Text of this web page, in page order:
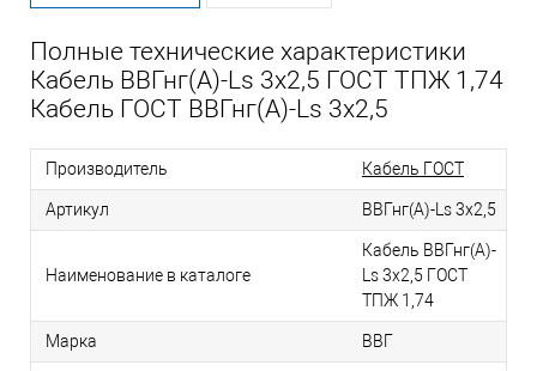
Полные технические характеристики
Кабель ВВГнг(А)-Ls 3х2,5 ГОСТ ТПЖ 1,74
Кабель ГОСТ ВВГнг(А)-Ls 3х2,5
Производитель Кабель ГОСТ
Артикул ВВГнг(А)-Ls 3х2,5
Наименование в каталоге
Кабель ВВГнг(А)-
Ls 3х2,5 ГОСТ
ТПЖ 1,74
Марка ВВГ